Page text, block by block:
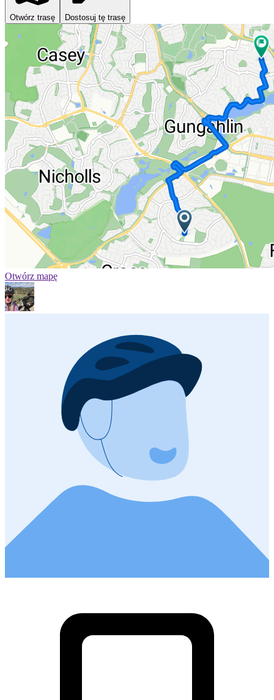
Otwórz trasę Dostosuj tę trasę
Otwórz mapę